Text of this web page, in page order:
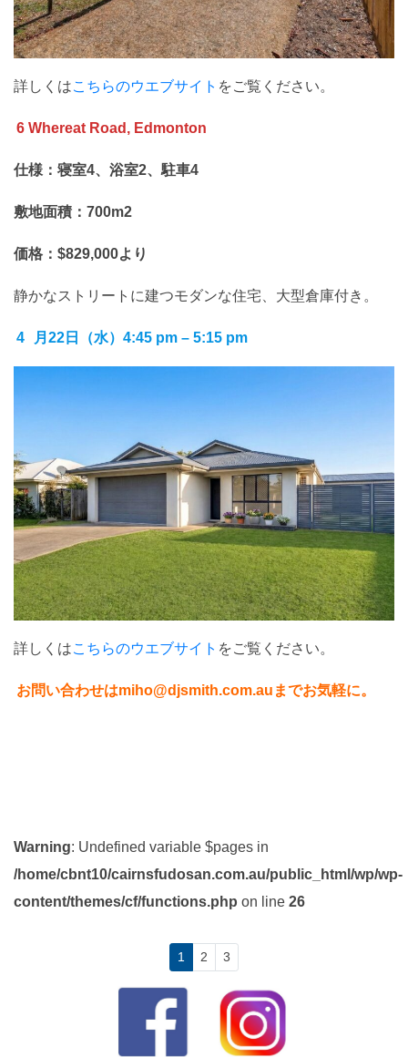
詳しくはこちらのウエブサイト をご覧ください。
6 Whereat Road, Edmonton
仕様：寝室4、浴室2、駐車4
敷地面積：700m2
価格：$829,000より
静かなストリートに建つモダンな住宅、大型倉庫付き。
4 月22日（水）4:45 pm – 5:15 pm
詳しくはこちらのウエブサイト をご覧ください。
お問い合わせはmiho@djsmith.com.auまでお気軽に。
Warning: Undefined variable $pages in
/home/cbnt10/cairnsfudosan.com.au/public_html/wp/wp-
content/themes/cf/functions.php on line 26
1 2 3